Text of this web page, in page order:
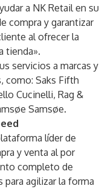
a NK Retail en su
compra y garantizar
al ofrecer la
tienda».
servicios a marcas y
como: Saks Fifth
Cucinelli, Rag &
Samsøe.
líder de
y venta al por
completo de
agilizar la forma